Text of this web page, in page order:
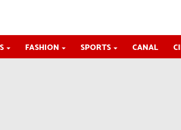
FASHION SPORTS CANAL